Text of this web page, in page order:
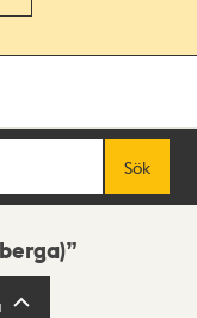
Sök